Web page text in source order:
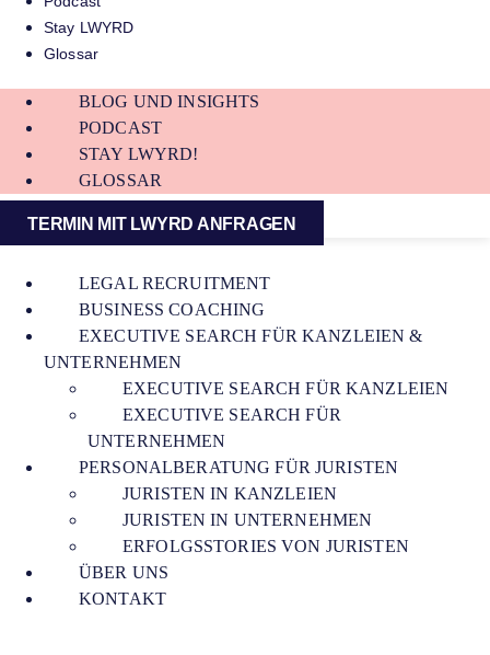
Stay LWYRD
Glossar
BLOG UND INSIGHTS
PODCAST
STAY LWYRD!
GLOSSAR
TERMIN MIT LWYRD ANFRAGEN
LEGAL RECRUITMENT
BUSINESS COACHING
EXECUTIVE SEARCH FÜR KANZLEIEN &
UNTERNEHMEN
EXECUTIVE SEARCH FÜR KANZLEIEN
EXECUTIVE SEARCH FÜR
UNTERNEHMEN
PERSONALBERATUNG FÜR JURISTEN
JURISTEN IN KANZLEIEN
JURISTEN IN UNTERNEHMEN
ERFOLGSSTORIES VON JURISTEN
ÜBER UNS
KONTAKT